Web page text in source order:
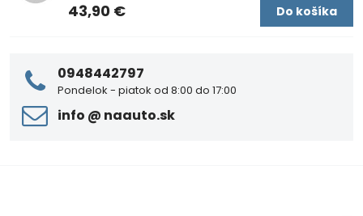
43,90 € Do košíka
0948442797
Pondelok - piatok od 8:00 do 17:00
info ​@ naauto​.sk